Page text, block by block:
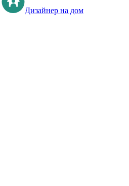
Дизайнер на дом